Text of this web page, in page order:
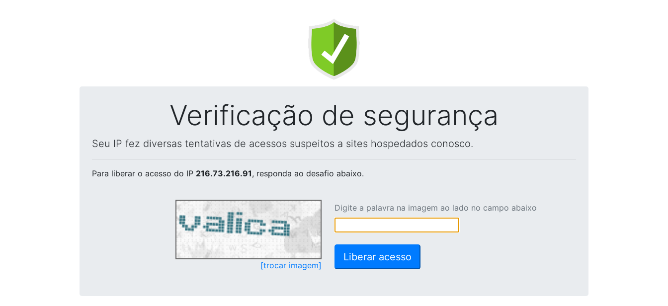
Verificação de segurança
Seu IP fez diversas tentativas de acessos suspeitos a sites hospedados conosco.
Para liberar o acesso do IP 216.73.216.91, responda ao desafio abaixo.
[trocar imagem]
Digite a palavra na imagem ao lado no campo abaixo